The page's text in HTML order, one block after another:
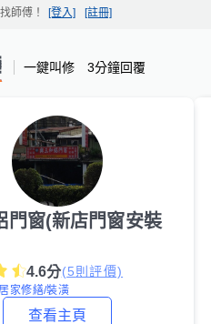
找師傅 ！ [登入] [註冊]
一鍵叫修 3分鐘回覆
門窗(新店門窗安裝
4.6分(5則評價)
家修繕/裝潢
查看主頁